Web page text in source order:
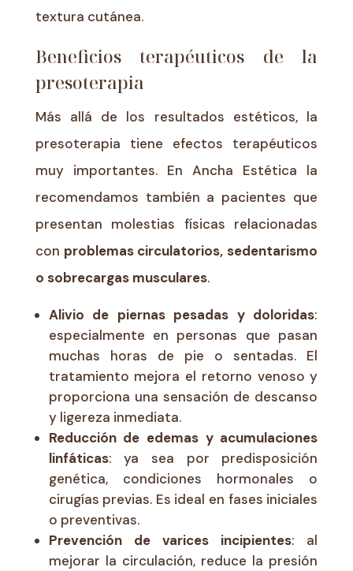
textura cutánea.
Beneficios terapéuticos de la
presoterapia
Más allá de los resultados estéticos, la
presoterapia tiene efectos terapéuticos
muy importantes. En Ancha Estética la
recomendamos también a pacientes que
presentan molestias físicas relacionadas
con problemas circulatorios, sedentarismo
o sobrecargas musculares.
Alivio de piernas pesadas y doloridas:
especialmente en personas que pasan
muchas horas de pie o sentadas. El
tratamiento mejora el retorno venoso y
proporciona una sensación de descanso
y ligereza inmediata.
Reducción de edemas y acumulaciones
linfáticas: ya sea por predisposición
genética, condiciones hormonales o
cirugías previas. Es ideal en fases iniciales
o preventivas.
Prevención de varices incipientes: al
mejorar la circulación, reduce la presión